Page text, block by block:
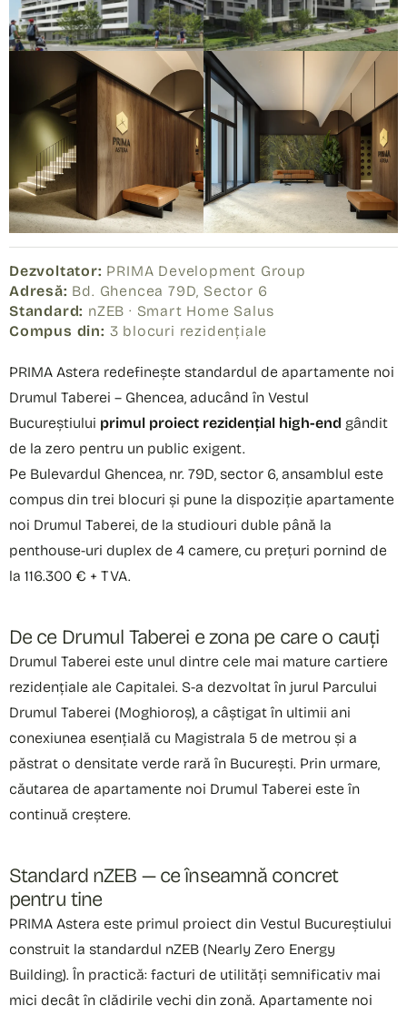
Dezvoltator: PRIMA Development Group
Adresă: Bd. Ghencea 79D, Sector 6
Standard: nZEB · Smart Home Salus
Compus din: 3 blocuri rezidențiale
PRIMA Astera redefinește standardul de apartamente noi
Drumul Taberei – Ghencea, aducând în Vestul
Bucureștiului primul proiect rezidențial high-end gândit
de la zero pentru un public exigent.
Pe Bulevardul Ghencea, nr. 79D, sector 6, ansamblul este
compus din trei blocuri și pune la dispoziție apartamente
noi Drumul Taberei, de la studiouri duble până la
penthouse-uri duplex de 4 camere, cu prețuri pornind de
la 116.300 € + TVA.
De ce Drumul Taberei e zona pe care o cauți
Drumul Taberei este unul dintre cele mai mature cartiere
rezidențiale ale Capitalei. S-a dezvoltat în jurul Parcului
Drumul Taberei (Moghioroș), a câștigat în ultimii ani
conexiunea esențială cu Magistrala 5 de metrou și a
păstrat o densitate verde rară în București. Prin urmare,
căutarea de apartamente noi Drumul Taberei este în
continuă creștere.
Standard nZEB — ce înseamnă concret
pentru tine
PRIMA Astera este primul proiect din Vestul Bucureștiului
construit la standardul nZEB (Nearly Zero Energy
Building). În practică: facturi de utilități semnificativ mai
mici decât în clădirile vechi din zonă. Apartamente noi